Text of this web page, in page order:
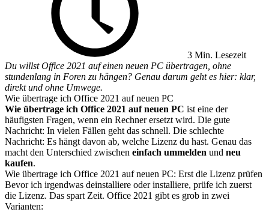
3 Min. Lesezeit
Du willst Office 2021 auf einen neuen PC übertragen, ohne
stundenlang in Foren zu hängen? Genau darum geht es hier: klar,
direkt und ohne Umwege.
Wie übertrage ich Office 2021 auf neuen PC
Wie übertrage ich Office 2021 auf neuen PC ist eine der
häufigsten Fragen, wenn ein Rechner ersetzt wird. Die gute
Nachricht: In vielen Fällen geht das schnell. Die schlechte
Nachricht: Es hängt davon ab, welche Lizenz du hast. Genau das
macht den Unterschied zwischen einfach ummelden und neu
kaufen.
Wie übertrage ich Office 2021 auf neuen PC: Erst die Lizenz prüfen
Bevor ich irgendwas deinstalliere oder installiere, prüfe ich zuerst
die Lizenz. Das spart Zeit. Office 2021 gibt es grob in zwei
Varianten: